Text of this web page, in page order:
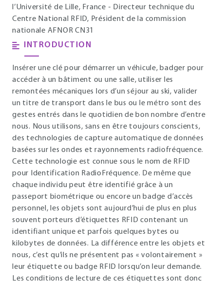
l’Université de Lille, France - Directeur technique du
Centre National RFID, Président de la commission
nationale AFNOR CN31
INTRODUCTION
Insérer une clé pour démarrer un véhicule, badger pour
accéder à un bâtiment ou une salle, utiliser les
remontées mécaniques lors d’un séjour au ski, valider
un titre de transport dans le bus ou le métro sont des
gestes entrés dans le quotidien de bon nombre d’entre
nous. Nous utilisons, sans en être toujours conscients,
des technologies de capture automatique de données
basées sur les ondes et rayonnements radiofréquence.
Cette technologie est connue sous le nom de RFID
pour Identification RadioFréquence. De même que
chaque individu peut être identifié grâce à un
passeport biométrique ou encore un badge d’accès
personnel, les objets sont aujourd’hui de plus en plus
souvent porteurs d’étiquettes RFID contenant un
identifiant unique et parfois quelques bytes ou
kilobytes de données. La différence entre les objets et
nous, c’est qu’ils ne présentent pas « volontairement »
leur étiquette ou badge RFID lorsqu’on leur demande.
Les conditions de lecture de ces étiquettes sont donc